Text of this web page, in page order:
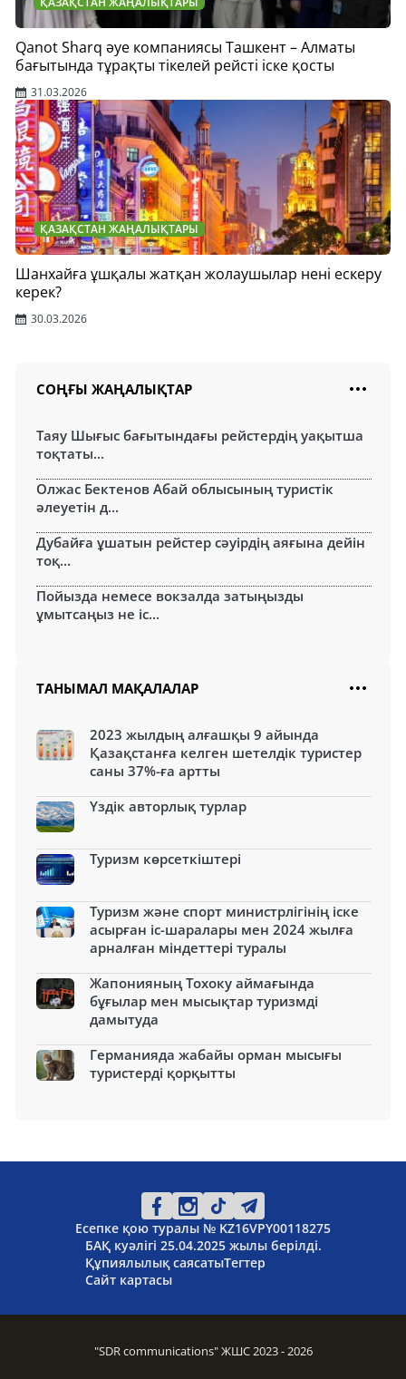
Qanot Sharq әуе компаниясы Ташкент – Алматы
бағытында тұрақты тікелей рейсті іске қосты
31.03.2026
ҚАЗАҚСТАН ЖАҢАЛЫҚТАРЫ
Шанхайға ұшқалы жатқан жолаушылар нені ескеру
керек?
30.03.2026
СОҢҒЫ ЖАҢАЛЫҚТАР
Таяу Шығыс бағытындағы рейстердің уақытша
тоқтаты...
Олжас Бектенов Абай облысының туристік
әлеуетін д...
Дубайға ұшатын рейстер сәуірдің аяғына дейін
тоқ...
Пойызда немесе вокзалда затыңызды
ұмытсаңыз не іс...
ТАНЫМАЛ МАҚАЛАЛАР
2023 жылдың алғашқы 9 айында
Қазақстанға келген шетелдік туристер
саны 37%-ға артты
Үздік авторлық турлар
Туризм көрсеткіштері
Туризм және спорт министрлігінің іске
асырған іс-шаралары мен 2024 жылға
арналған міндеттері туралы
Жапонияның Тохоку аймағында
бұғылар мен мысықтар туризмді
дамытуда
Германияда жабайы орман мысығы
туристерді қорқытты
Есепке қою туралы № KZ16VPY00118275
БАҚ куәлігі 25.04.2025 жылы берілді.
Құпиялылық саясатыТегтер
Сайт картасы
"SDR communications" ЖШС 2023 - 2026